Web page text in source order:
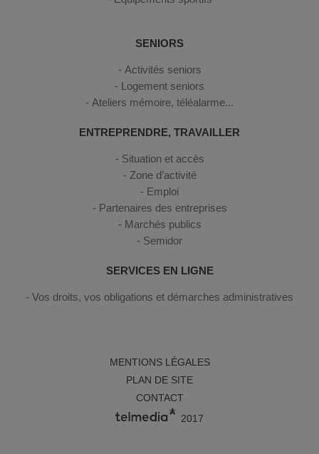
SENIORS
Activités seniors
Logement seniors
Ateliers mémoire, téléalarme...
ENTREPRENDRE, TRAVAILLER
Situation et accès
Zone d’activité
Emploi
Partenaires des entreprises
Marchés publics
Semidor
SERVICES EN LIGNE
Vos droits, vos obligations et démarches administratives
MENTIONS LÉGALES
PLAN DE SITE
CONTACT
2017